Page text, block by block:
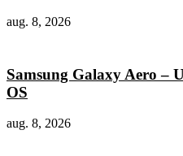
aug. 8, 2026
Samsung Galaxy Aero –
OS
aug. 8, 2026